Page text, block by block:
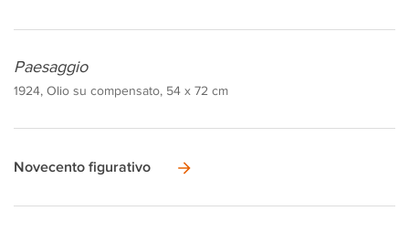
Paesaggio
1924, Olio su compensato, 54 x 72 cm
Novecento figurativo